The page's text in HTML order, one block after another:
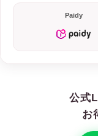
Paidy
公式
お